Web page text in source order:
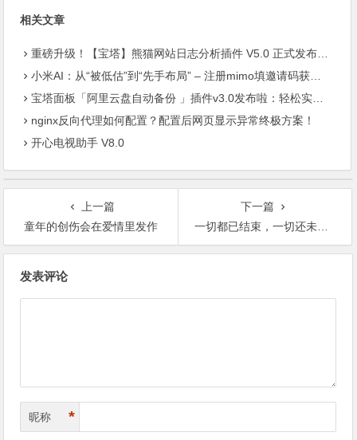
相关文章
重磅升级！【宝塔】熊猫网站日志分析插件 V5.0 正式发布：智能体检+多维风控，运维效率全面跃升
小米AI：从“被低估”到“先手布局” – 注册mimo填邀请码获取奖励, 赶紧的薅羊毛
宝塔面板「阿里云盘自动备份 」插件v3.0发布啦：轻松实现服务器数据异地容灾
nginx反向代理如何配置？配置后网页显示异常终极方案！
开心电视助手 V8.0
上一篇
童年的创伤会在爱情里发作
下一篇
一切都已结束，一切还未开始
发表评论
昵称 *